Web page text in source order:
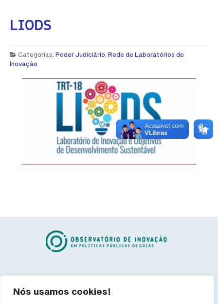
Nós usamos cookies!
LIODS
Categorias: Poder Judiciário, Rede de Laboratórios de
Inovação